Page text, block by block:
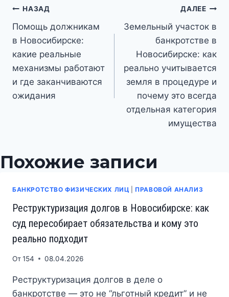
Навигация
по
записям
НАЗАД
Помощь должникам
в Новосибирске:
какие реальные
механизмы работают
и где заканчиваются
ожидания
ДАЛЕЕ
Земельный участок в
банкротстве в
Новосибирске: как
реально учитывается
земля в процедуре и
почему это всегда
отдельная категория
имущества
Похожие записи
БАНКРОТСТВО ФИЗИЧЕСКИХ ЛИЦ ПРАВОВОЙ АНАЛИЗ
Реструктуризация долгов в Новосибирске: как
суд пересобирает обязательства и кому это
реально подходит
От154 08.04.2026
Реструктуризация долгов в деле о
банкротстве — это не “льготный кредит” и не